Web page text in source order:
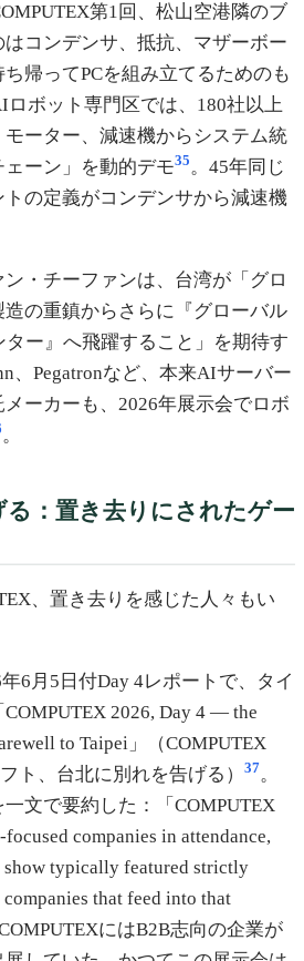
第1回、松山空港隣のブ
コンデンサ、抵抗、マザーボー
帰ってPCを組み立てるためのも
ボット専門区では、180社以上
ーター、減速機からシステム統
ーン」を動的デモ35。45年同じ
の定義がコンデンサから減速機
・チーファンは、台湾が「グロ
の重鎮からさらに『グローバル
ー』へ飛躍すること」を期待す
、Pegatronなど、本来AIサーバー
ーカーも、2026年展示会でロボ
。
る：置き去りにされたゲー
、置き去りを感じた人々もい
6月5日付Day 4レポートで、タイ
2026, Day 4 — the
to Taipei」（COMPUTEX
ト、台北に別れを告げる）
37。
文で要約した：「COMPUTEX
companies in attendance,
show typically featured strictly
that feed into that
にはB2B志向の企業が